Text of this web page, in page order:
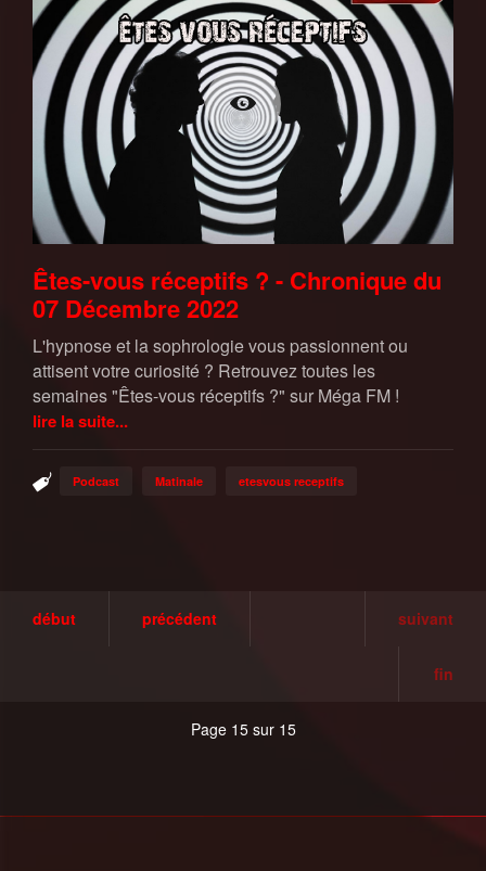
Êtes-vous réceptifs ? - Chronique du
07 Décembre 2022
L'hypnose et la sophrologie vous passionnent ou
attisent votre curiosité ? Retrouvez toutes les
semaines "Êtes-vous réceptifs ?" sur Méga FM !
lire la suite...
Podcast Matinale etesvous receptifs
début précédent suivant
fin
Page 15 sur 15